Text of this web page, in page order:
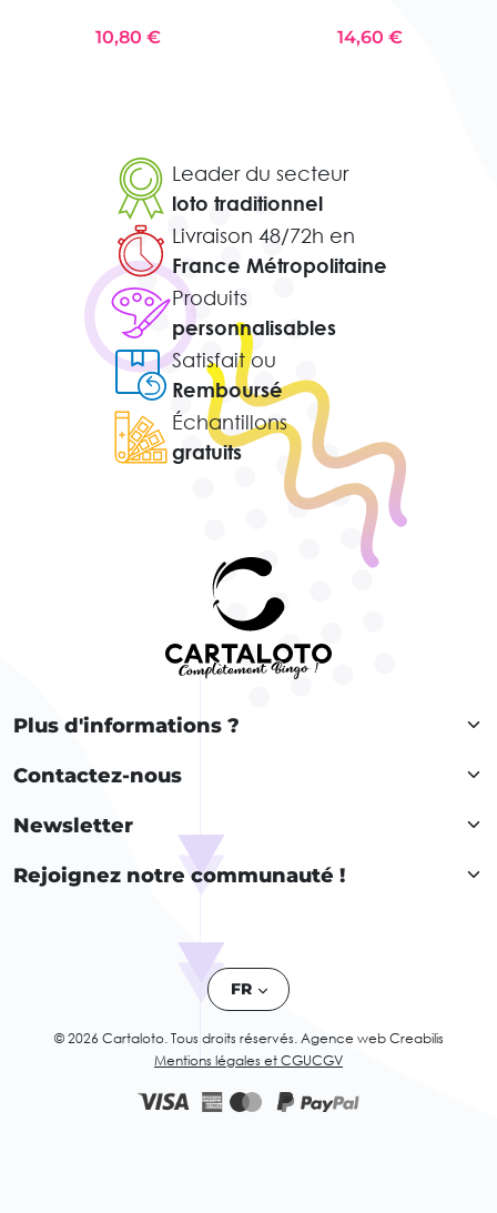
10,80 € 14,60 €
Leader du secteur
loto traditionnel
Livraison 48/72h en
France Métropolitaine
Produits
personnalisables
Satisfait ou
Remboursé
Échantillons
gratuits
Plus d'informations ?
Contactez-nous
Newsletter
Rejoignez notre communauté !
FR
© 2026 Cartaloto. Tous droits réservés. Agence web Creabilis
Mentions légales et CGUCGV